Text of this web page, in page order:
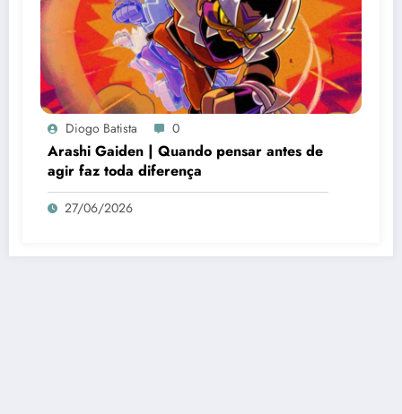
Diogo Batista 0
Arashi Gaiden | Quando pensar antes de
agir faz toda diferença
27/06/2026